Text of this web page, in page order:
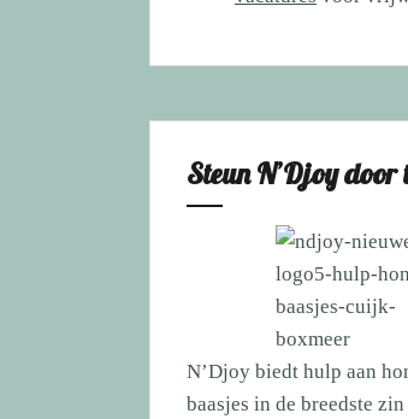
Steun N’Djoy door
N’Djoy biedt hulp aan
baasjes in de breedste